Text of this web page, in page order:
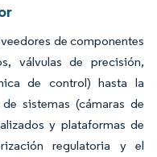
de componentes
válvulas de precisión,
de control) hasta la
sistemas (cámaras de
y plataformas de
regulatoria y el